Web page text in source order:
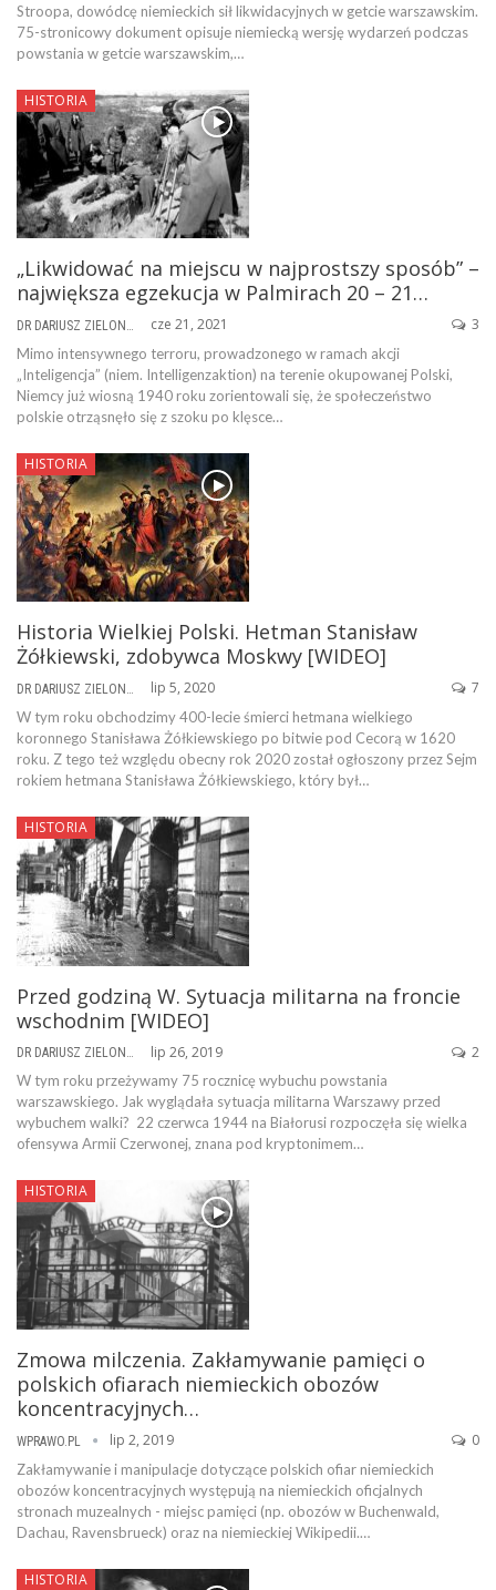
Stroopa, dowódcę niemieckich sił likwidacyjnych w getcie warszawskim.
75-stronicowy dokument opisuje niemiecką wersję wydarzeń podczas
powstania w getcie warszawskim,…
HISTORIA
„Likwidować na miejscu w najprostszy sposób” –
największa egzekucja w Palmirach 20 – 21…
DR DARIUSZ ZIELONKA cze 21, 2021 3
Mimo intensywnego terroru, prowadzonego w ramach akcji
„Inteligencja” (niem. Intelligenzaktion) na terenie okupowanej Polski,
Niemcy już wiosną 1940 roku zorientowali się, że społeczeństwo
polskie otrząsnęło się z szoku po klęsce…
HISTORIA
Historia Wielkiej Polski. Hetman Stanisław
Żółkiewski, zdobywca Moskwy [WIDEO]
DR DARIUSZ ZIELONKA lip 5, 2020 7
W tym roku obchodzimy 400-lecie śmierci hetmana wielkiego
koronnego Stanisława Żółkiewskiego po bitwie pod Cecorą w 1620
roku. Z tego też względu obecny rok 2020 został ogłoszony przez Sejm
rokiem hetmana Stanisława Żółkiewskiego, który był…
HISTORIA
Przed godziną W. Sytuacja militarna na froncie
wschodnim [WIDEO]
DR DARIUSZ ZIELONKA lip 26, 2019 2
W tym roku przeżywamy 75 rocznicę wybuchu powstania
warszawskiego. Jak wyglądała sytuacja militarna Warszawy przed
wybuchem walki? 22 czerwca 1944 na Białorusi rozpoczęła się wielka
ofensywa Armii Czerwonej, znana pod kryptonimem…
HISTORIA
Zmowa milczenia. Zakłamywanie pamięci o
polskich ofiarach niemieckich obozów
koncentracyjnych…
WPRAWO.PL lip 2, 2019 0
Zakłamywanie i manipulacje dotyczące polskich ofiar niemieckich
obozów koncentracyjnych występują na niemieckich oficjalnych
stronach muzealnych - miejsc pamięci (np. obozów w Buchenwald,
Dachau, Ravensbrueck) oraz na niemieckiej Wikipedii.…
HISTORIA